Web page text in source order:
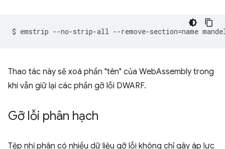
$ emstrip --no-strip-all --remove-section=name
Thao tác này sẽ xoá phần "tên" của WebAssembly trong
khi vẫn giữ lại các phần gỡ lỗi DWARF.
Gỡ lỗi phân hạch
Tệp nhị phân có nhiều dữ liệu gỡ lỗi không chỉ gây áp lực